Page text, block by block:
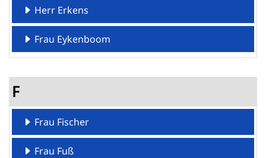
Herr Erkens
Frau Eykenboom
F
Frau Fischer
Frau Fuß